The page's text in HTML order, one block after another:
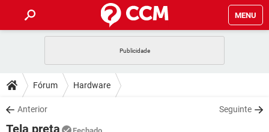
MENU
CELULAR
OUTLOOK
INSTAGRAM
DICAS
JOGOS
DOWNLOADS
JOGOS
Fórum Hardware
Anterior Seguinte
Tela preta